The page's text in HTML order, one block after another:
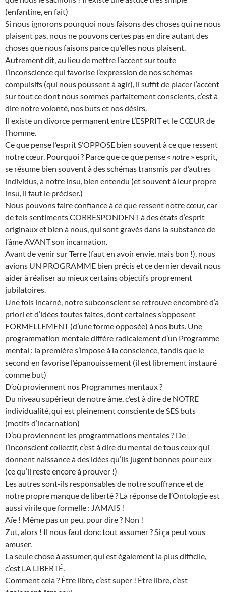
(enfantine, en fait)
Si nous ignorons pourquoi nous faisons des choses qui ne nous
plaisent pas, nous ne pouvons certes pas en dire autant des
choses que nous faisons parce qu’elles nous plaisent.
Autrement dit, au lieu de mettre l’accent sur toute
l’inconscience qui favorise l’expression de nos schémas
compulsifs (qui nous poussent à agir), il suffit de placer l’accent
sur tout ce dont nous sommes parfaitement conscients, c’est à
dire notre volonté, nos buts et nos désirs.
Il existe un divorce permanent entre L’ESPRIT et le CŒUR de
l’homme.
Ce que pense l’esprit S’OPPOSE bien souvent à ce que ressent
notre cœur. Pourquoi ? Parce que ce que pense « notre » esprit,
se résume bien souvent à des schémas transmis par d’autres
individus, à notre insu, bien entendu (et souvent à leur propre
insu, il faut le préciser.)
Nous pouvons faire confiance à ce que ressent notre cœur, car
de tels sentiments CORRESPONDENT à des états d’esprit
originaux et bien à nous, qui sont gravés dans la substance de
l’âme AVANT son incarnation.
Avant de venir sur Terre (faut en avoir envie, mais bon !), nous
avions UN PROGRAMME bien précis et ce dernier devait nous
aider à réaliser au mieux certains objectifs proprement
jubilatoires.
Une fois incarné, notre subconscient se retrouve encombré d’a
priori et d’idées toutes faites, dont certaines s’opposent
FORMELLEMENT (d’une forme opposée) à nos buts. Une
programmation mentale diffère radicalement d’un Programme
mental : la première s’impose à la conscience, tandis que le
second en favorise l’épanouissement (il est librement instauré
comme but)
D’où proviennent nos Programmes mentaux ?
Du niveau supérieur de notre âme, c’est à dire de NOTRE
individualité, qui est pleinement consciente de SES buts
(motifs d’incarnation)
D’où proviennent les programmations mentales ? De
l’inconscient collectif, c’est à dire du mental de tous ceux qui
donnent naissance à des idées qu’ils jugent bonnes pour eux
(ce qu’il reste encore à prouver !)
Les autres sont-ils responsables de notre souffrance et de
notre propre manque de liberté ? La réponse de l’Ontologie est
aussi virile que formelle : JAMAIS !
Aïe ! Même pas un peu, pour dire ? Non !
Zut, alors ! Il nous faut donc tout assumer ? Si ça peut vous
amuser.
La seule chose à assumer, qui est également la plus difficile,
c’est LA LIBERTÉ.
Comment cela ? Être libre, c’est super ! Être libre, c’est